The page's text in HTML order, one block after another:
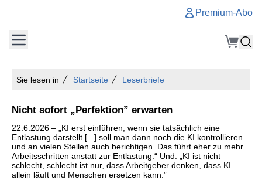
Premium-Abo
Sie lesen in Startseite Leserbriefe
Nicht sofort „Perfektion” erwarten
22.6.2026 – „KI erst einführen, wenn sie tatsächlich eine
Entlastung darstellt [...] soll man dann noch die KI kontrollieren
und an vielen Stellen auch berichtigen. Das führt eher zu mehr
Arbeitsschritten anstatt zur Entlastung.“ Und: „KI ist nicht
schlecht, schlecht ist nur, dass Arbeitgeber denken, dass KI
allein läuft und Menschen ersetzen kann.”